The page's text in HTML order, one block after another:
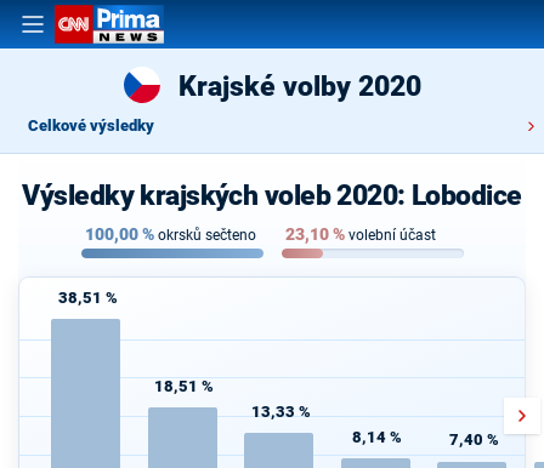
Krajské volby 2020
Celkové výsledky
Výsledky krajských voleb 2020: Lobodice
100,00% okrsků sečteno 23,10% volební účast
38,51 %
18,51 %
13,33 %
8,14 % 7,40 %